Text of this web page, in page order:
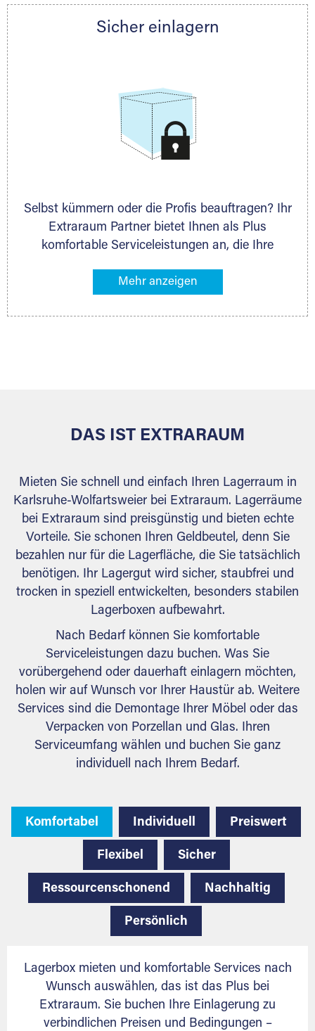
persönlich hinsichtlich Lagervolumen und zu
Sicher einlagern
Selbst kümmern oder die Profis beauftragen? Ihr
Extraraum Partner bietet Ihnen als Plus
komfortable Serviceleistungen an, die Ihre
gehören z. B. Verpackungsservice, Lieferung von
Ihr Lagergut wird bei Ihrem Extraraum Partner
DAS IST EXTRARAUM
Mieten Sie schnell und einfach Ihren Lagerraum in
Karlsruhe-Wolfartsweier bei Extraraum. Lagerräume
bei Extraraum sind preisgünstig und bieten echte
Vorteile. Sie schonen Ihren Geldbeutel, denn Sie
bezahlen nur für die Lagerfläche, die Sie tatsächlich
benötigen. Ihr Lagergut wird sicher, staubfrei und
trocken in speziell entwickelten, besonders stabilen
Lagerboxen aufbewahrt.
Nach Bedarf können Sie komfortable
Serviceleistungen dazu buchen. Was Sie
vorübergehend oder dauerhaft einlagern möchten,
holen wir auf Wunsch vor Ihrer Haustür ab. Weitere
Services sind die Demontage Ihrer Möbel oder das
Verpacken von Porzellan und Glas. Ihren
Serviceumfang wählen und buchen Sie ganz
individuell nach Ihrem Bedarf.
Komfortabel Individuell Preiswert
Flexibel Sicher
Ressourcenschonend Nachhaltig
Persönlich
Lagerbox mieten und komfortable Services nach
Wunsch auswählen, das ist das Plus bei
Extraraum. Sie buchen Ihre Einlagerung zu
verbindlichen Preisen und Bedingungen –